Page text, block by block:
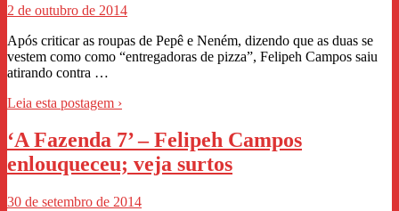
2 de outubro de 2014
Após criticar as roupas de Pepê e Neném, dizendo que as duas se
vestem como como “entregadoras de pizza”, Felipeh Campos saiu
atirando contra …
Leia esta postagem ›
‘A Fazenda 7’ – Felipeh Campos
enlouqueceu; veja surtos
30 de setembro de 2014